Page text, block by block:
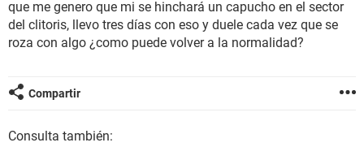
GLOSARIO
que me genero que mi se hinchará un capucho en el sector
del clitoris, llevo tres días con eso y duele cada vez que se
roza con algo ¿como puede volver a la normalidad?
Compartir
Consulta también: